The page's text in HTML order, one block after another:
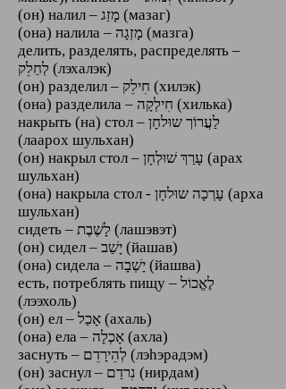
(он) налил – מָזַג (мазаг)
(она) налила – מָזְגָה (мазга)
делить, разделять, распределять –
לְחַלֵק (лэхалэк)
(он) разделил – חִילֵק (хилэк)
(она) разделила – חִילְקָה (хилька)
накрыть (на) стол – לַעֲרוֹך שוּלחָן
(лаарох шульхан)
(он) накрыл стол – עָרַךְ שׁוּלְחָן (арах
шульхан)
(она) накрыла стол - עָרְכָה שוּלחָן (арха
шульхан)
сидеть – לָשֶׁבֶת (лашэвэт)
(он) сидел – יָשַׁב (йашав)
(она) сидела – יָשְׁבָה (йашва)
есть, потреблять пищу – לֶאֱכוֹל
(лээхоль)
(он) ел – אָכַל (ахаль)
(она) ела – אָכְלָה (ахла)
заснуть – לְהֵירָדֵם (лэhэрадэм)
(он) заснул – נִרדַם (нирдам)